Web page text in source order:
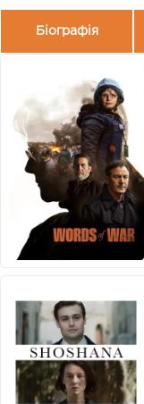
Біографія